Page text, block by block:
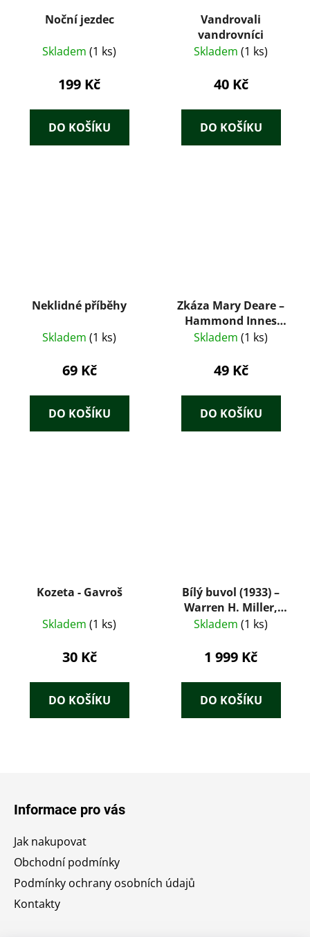
Noční jezdec
Skladem (1 ks)
199 Kč
DO KOŠÍKU
Vandrovali
vandrovníci
Skladem (1 ks)
40 Kč
DO KOŠÍKU
Neklidné příběhy
Skladem (1 ks)
69 Kč
DO KOŠÍKU
Zkáza Mary Deare –
Hammond Innes
(1969)
Skladem (1 ks)
49 Kč
DO KOŠÍKU
Kozeta - Gavroš
Skladem (1 ks)
30 Kč
DO KOŠÍKU
Bílý buvol (1933) –
Warren H. Miller,
ilustrace Zdeněk
Skladem (1 ks)
1 999 Kč
DO KOŠÍKU
Informace pro vás
Jak nakupovat
Obchodní podmínky
Podmínky ochrany osobních údajů
Kontakty